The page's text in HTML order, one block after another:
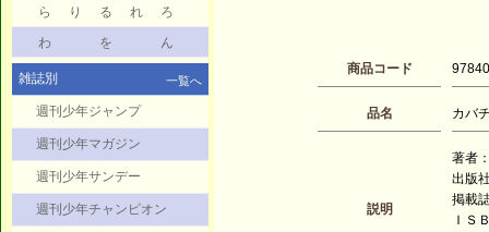
ら
り る れ
ろ
わ
を ん
雑誌別 一覧へ
週刊少年ジャンプ
週刊少年マガジン
週刊少年サンデー
週刊少年チャンピオン
商品コード
品名 カバ
説明
著者
出版
掲載
ＩＳ